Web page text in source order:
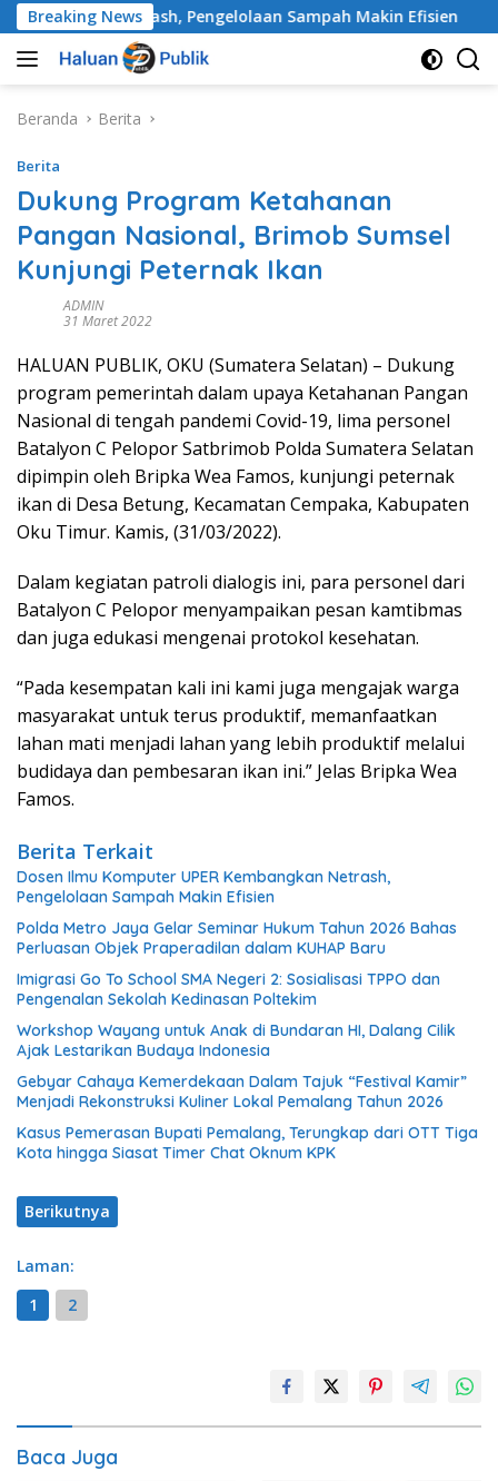
Langsung
ke
konten
Breaking News
Netrash, Pengelolaan Sampah Makin Efisien
Beranda Berita
Berita
Dukung Program Ketahanan
Pangan Nasional, Brimob Sumsel
Kunjungi Peternak Ikan
ADMIN
31 Maret 2022
HALUAN PUBLIK, OKU (Sumatera Selatan) – Dukung
program pemerintah dalam upaya Ketahanan Pangan
Nasional di tengah pandemi Covid-19, lima personel
Batalyon C Pelopor Satbrimob Polda Sumatera Selatan
dipimpin oleh Bripka Wea Famos, kunjungi peternak
ikan di Desa Betung, Kecamatan Cempaka, Kabupaten
Oku Timur. Kamis, (31/03/2022).
Dalam kegiatan patroli dialogis ini, para personel dari
Batalyon C Pelopor menyampaikan pesan kamtibmas
dan juga edukasi mengenai protokol kesehatan.
“Pada kesempatan kali ini kami juga mengajak warga
masyarakat untuk terus produktif, memanfaatkan
lahan mati menjadi lahan yang lebih produktif melalui
budidaya dan pembesaran ikan ini.” Jelas Bripka Wea
Famos.
Berita Terkait
Dosen Ilmu Komputer UPER Kembangkan Netrash,
Pengelolaan Sampah Makin Efisien
Polda Metro Jaya Gelar Seminar Hukum Tahun 2026 Bahas
Perluasan Objek Praperadilan dalam KUHAP Baru
Imigrasi Go To School SMA Negeri 2: Sosialisasi TPPO dan
Pengenalan Sekolah Kedinasan Poltekim
Workshop Wayang untuk Anak di Bundaran HI, Dalang Cilik
Ajak Lestarikan Budaya Indonesia
Gebyar Cahaya Kemerdekaan Dalam Tajuk “Festival Kamir”
Menjadi Rekonstruksi Kuliner Lokal Pemalang Tahun 2026
Kasus Pemerasan Bupati Pemalang, Terungkap dari OTT Tiga
Kota hingga Siasat Timer Chat Oknum KPK
Berikutnya
Laman:
1
2
Baca Juga